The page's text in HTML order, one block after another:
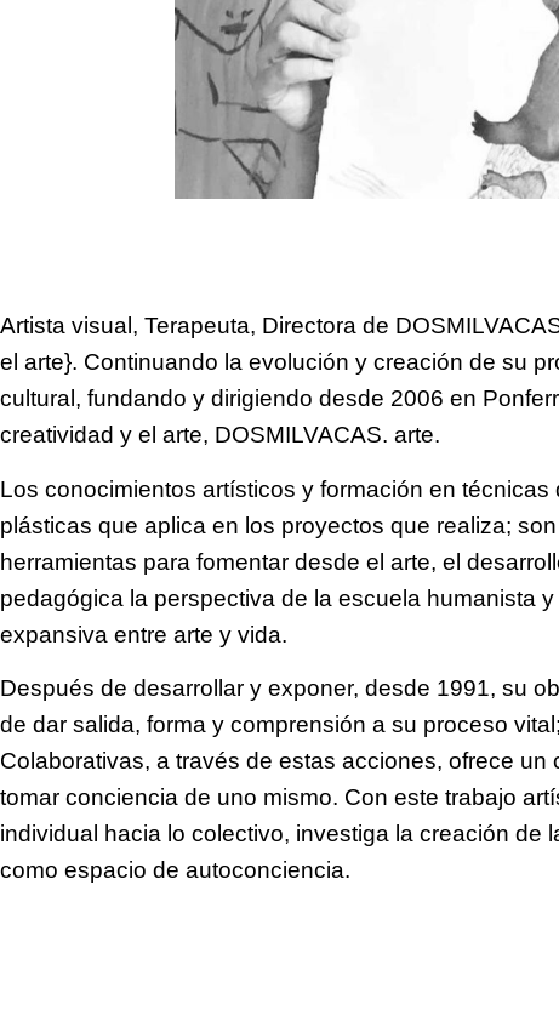
Artista visual, Terapeuta, Directora de
el arte}. Continuando la evolución y creación de su
cultural, fundando y dirigiendo desde 2006 en
creatividad y el arte, DOSMILVACAS. arte.
Los conocimientos artísticos y formación en
plásticas que aplica en los proyectos que realiza;
herramientas para fomentar desde el arte, el
pedagógica la perspectiva de la escuela humanista
expansiva entre arte y vida.
Después de desarrollar y exponer, desde 1991, su
de dar salida, forma y comprensión a su proceso
Colaborativas, a través de estas acciones, ofrece
tomar conciencia de uno mismo. Con este trabajo
individual hacia lo colectivo, investiga la creación de
como espacio de autoconciencia.